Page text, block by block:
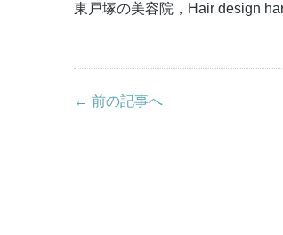
東戸塚の美容院，Hair design
← 前の記事へ